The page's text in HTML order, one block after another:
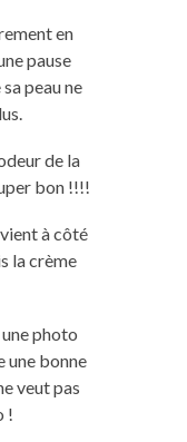
en
pause
peau ne
de la
bon !!!!
vient à côté
la crème
photo
une bonne
veut pas
!